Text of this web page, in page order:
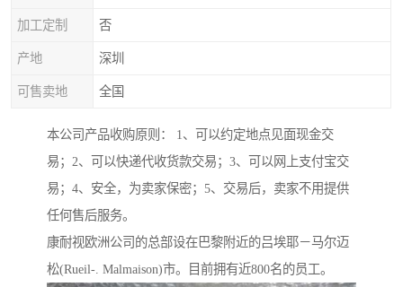
加工定制 否
产地 深圳
可售卖地 全国
本公司产品收购原则： 1、可以约定地点见面现金交
易；2、可以快递代收货款交易；3、可以网上支付宝交
易；4、安全，为卖家保密；5、交易后，卖家不用提供
任何售后服务。
康耐视欧洲公司的总部设在巴黎附近的吕埃耶－马尔迈
松(Rueil-. Malmaison)市。目前拥有近800名的员工。